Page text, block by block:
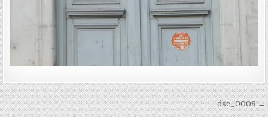
Navigation de l’article dsc_0008 →